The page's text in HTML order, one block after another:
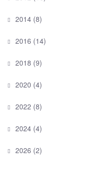
2014 (8)
2016 (14)
2018 (9)
2020 (4)
2022 (8)
2024 (4)
2026 (2)